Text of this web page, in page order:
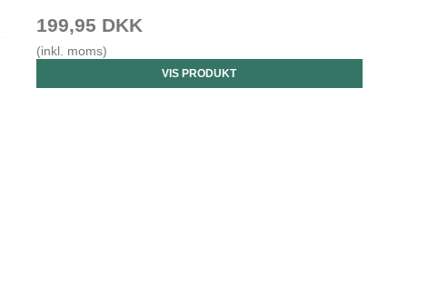
199,95 DKK
(inkl. moms)
VIS PRODUKT